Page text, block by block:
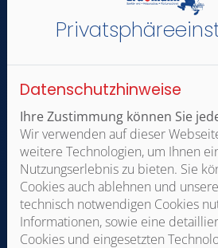
Langfristige und
Datenschutzhinweise
Ihre Zustimmung können Sie
Wir verwenden auf dieser
weitere Technologien, um Ihnen
Nutzungserlebnis zu bieten. Sie
Cookies auch ablehnen und
technisch notwendigen Cookies
Informationen, sowie eine
Cookies und eingesetzten